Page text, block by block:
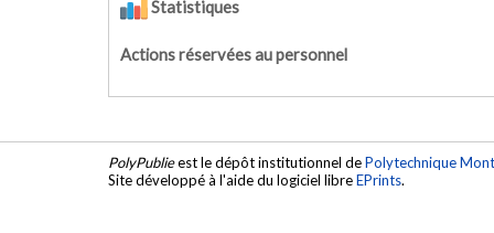
Statistiques
Actions réservées au personnel
PolyPublieest le dépôt institutionnel dePolytechnique
Site développé à l'aide du logiciel libreEPrints.